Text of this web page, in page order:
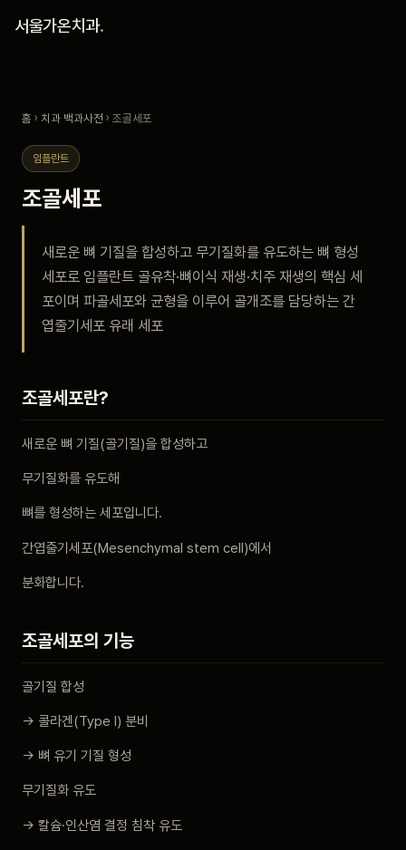
서울가온치과.
진료 안내
안내
예약 안내
공지사항
자주 묻는 질문
회원가입 / 로그인
홈 › 치과 백과사전 › 조골세포
임플란트
조골세포
새로운 뼈 기질을 합성하고 무기질화를 유도하는 뼈 형성
세포로 임플란트 골유착·뼈이식 재생·치주 재생의 핵심 세
포이며 파골세포와 균형을 이루어 골개조를 담당하는 간
엽줄기세포 유래 세포
조골세포란?
새로운 뼈 기질(골기질)을 합성하고
무기질화를 유도해
뼈를 형성하는 세포입니다.
간엽줄기세포(Mesenchymal stem cell)에서
분화합니다.
조골세포의 기능
골기질 합성
→ 콜라겐(Type I) 분비
→ 뼈 유기 기질 형성
무기질화 유도
→ 칼슘·인산염 결정 침착 유도